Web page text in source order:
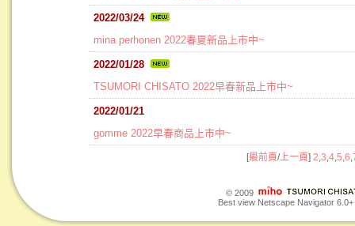
2022/03/24
mina perhonen 2022春夏新品上市中~
2022/01/28
TSUMORI CHISATO 2022早春新品上市中~
2022/01/21
gomme 2022早春商品上市中~
[最前頁/上一頁] 2 3 4, 5 6
© 2009
Best view Netscape Navigator